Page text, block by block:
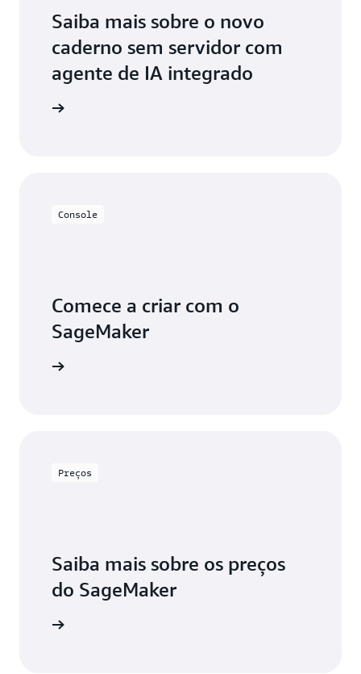
Saiba mais sobre o novo
caderno sem servidor com
agente de IA integrado
Console
Comece a criar com o
SageMaker
Preços
Saiba mais sobre os preços
do SageMaker